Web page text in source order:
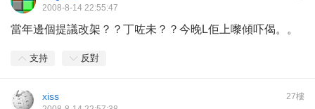
2008-8-14 22:55:47
當年邊個提議改架？？丁咗未？？今晚L佢上嚟傾吓偈。。
支持 反對
27樓
xiss